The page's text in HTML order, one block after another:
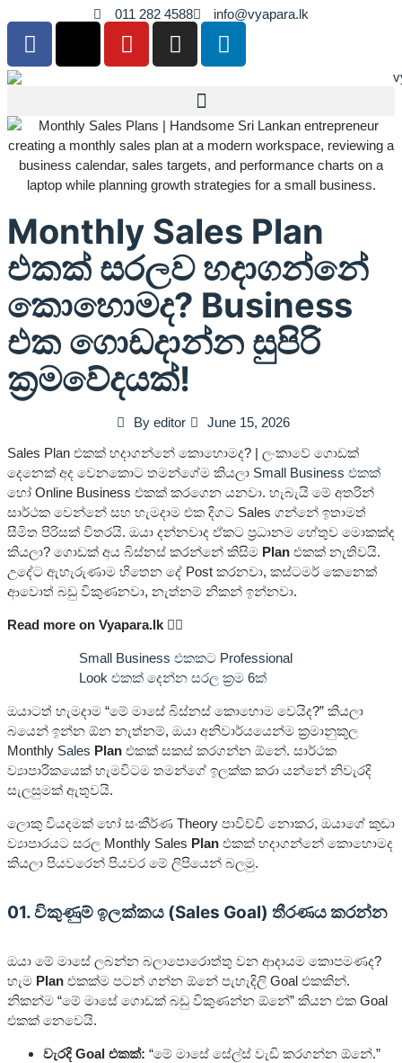
011 282 4588 info@vyapara.lk
Monthly Sales Plan
එකක් සරලව හදාගන්නේ
කොහොමද? Business
එක ගොඩදාන්න සුපිරි
ක්‍රමවේදයක්!
By editor
June 15, 2026
Sales Plan එකක් හදාගන්නේ කොහොමද? | ලංකාවේ ගොඩක්
දෙනෙක් අද වෙනකොට තමන්ගේම කියලා Small Business එකක්
හෝ Online Business එකක් කරගෙන යනවා. හැබැයි මේ අතරින්
සාර්ථක වෙන්නේ සහ හැමදාම එක දිගට Sales ගන්නේ ඉතාමත්
සීමිත පිරිසක් විතරයි. ඔයා දන්නවාද ඒකට ප්‍රධානම හේතුව මොකක්ද
කියලා? ගොඩක් අය බිස්නස් කරන්නේ කිසිම Plan එකක් නැතිවයි.
උදේට ඇහැරුණාම හිතෙන දේ Post කරනවා, කස්ටමර් කෙනෙක්
ආවොත් බඩු විකුණනවා, නැත්නම් නිකන් ඉන්නවා.
Read more on Vyapara.lk 👇🏼
Small Business එකකට Professional
Look එකක් දෙන්න සරල ක්‍රම 6ක්
ඔයාටත් හැමදාම “මේ මාසේ බිස්නස් කොහොම වෙයිද?” කියලා
බයෙන් ඉන්න ඕන නැත්නම්, ඔයා අනිවාර්යයෙන්ම ක්‍රමානුකූල
Monthly Sales Plan එකක් සකස් කරගන්න ඕනේ. සාර්ථක
ව්‍යාපාරිකයෙක් හැමවිටම තමන්ගේ ඉලක්ක කරා යන්නේ නිවැරදි
සැලසුමක් ඇතුවයි.
ලොකු වියදමක් හෝ සංකීර්ණ Theory පාවිච්චි නොකර, ඔයාගේ කුඩා
ව්‍යාපාරයට සරල Monthly Sales Plan එකක් හදාගන්නේ කොහොමද
කියලා පියවරෙන් පියවර මේ ලිපියෙන් බලමු.
01. විකුණුම් ඉලක්කය (Sales Goal) තීරණය කරන්න
ඔයා මේ මාසේ ලබන්න බලාපොරොත්තු වන ආදායම කොපමණද?
හැම Plan එකක්ම පටන් ගන්න ඕනේ පැහැදිලි Goal එකකින්.
නිකන්ම “මේ මාසේ ගොඩක් බඩු විකුණන්න ඕනේ” කියන එක Goal
එකක් නෙවෙයි.
වැරදි Goal එකක්: “මේ මාසේ සේල්ස් වැඩි කරගන්න ඕනේ.”